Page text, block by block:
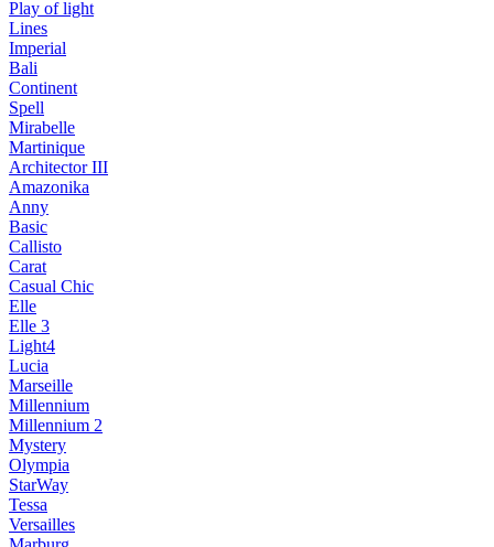
Play of light
Lines
Imperial
Bali
Continent
Spell
Mirabelle
Martinique
Architector III
Amazonika
Anny
Basic
Callisto
Carat
Casual Chic
Elle
Elle 3
Light4
Lucia
Marseille
Millennium
Millennium 2
Mystery
Olympia
StarWay
Tessa
Versailles